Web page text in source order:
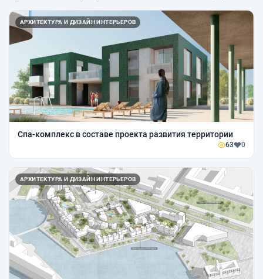
АРХИТЕКТУРА И ДИЗАЙН ИНТЕРЬЕРОВ
Спа-комплекс в составе проекта развития территории
63 0
АРХИТЕКТУРА И ДИЗАЙН ИНТЕРЬЕРОВ